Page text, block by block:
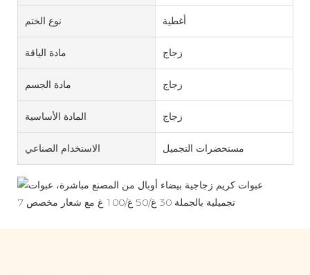
نوع الختم أغطية
مادة الياقة زجاج
مادة الجسم زجاج
المادة الأساسية زجاج
الاستخدام الصناعي مستحضرات التجميل